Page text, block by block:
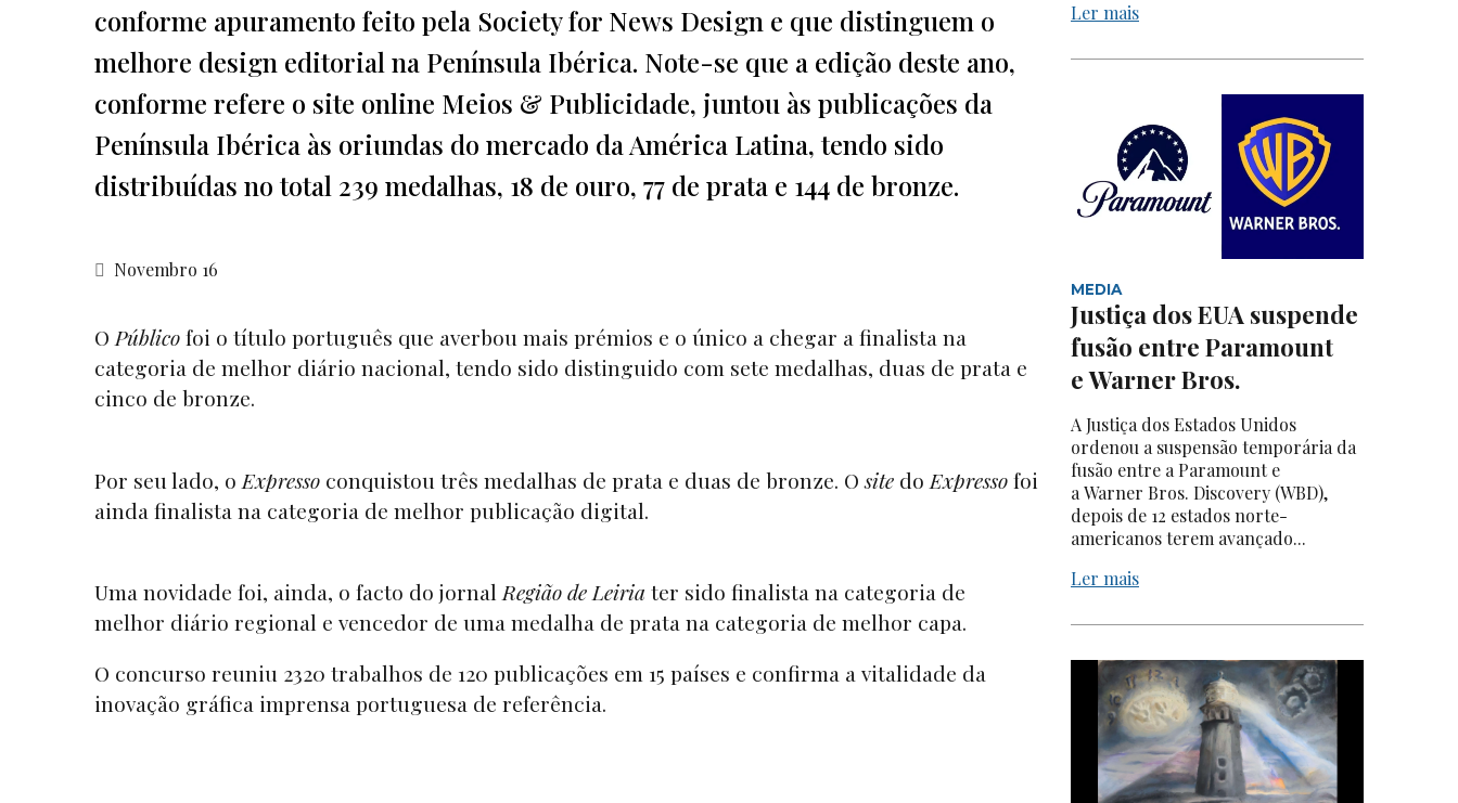
conforme apuramento feito pela Society for News Design e que distinguem o
melhore design editorial na Península Ibérica. Note-se que a edição deste ano,
conforme refere o site online Meios & Publicidade, juntou às publicações da
Península Ibérica às oriundas do mercado da América Latina, tendo sido
distribuídas no total 239 medalhas, 18 de ouro, 77 de prata e 144 de bronze.
Novembro 16
OPúblicofoi o título português que averbou mais prémios e o único a chegar a finalista na
categoria de melhor diário nacional, tendo sido distinguido com sete medalhas, duas de prata e
cinco de bronze.
Por seu lado, o Expresso conquistou três medalhas de prata e duas de bronze. Osite do Expressofoi
ainda finalista na categoria de melhor publicação digital.
Uma novidade foi, ainda, o facto do jornal Região de Leiria ter sido finalista na categoria de
melhor diário regional e vencedor de uma medalha de prata na categoria de melhor capa.
O concurso reuniu 2320 trabalhos de 120 publicações em 15 países e confirma a vitalidade da
inovação gráfica imprensa portuguesa de referência.
Ler mais
MEDIA
Justiça dos EUA suspende
fusão entre Paramount
e Warner Bros.
A Justiça dos Estados Unidos
ordenou a suspensão temporária da
fusão entre a Paramount e
a Warner Bros. Discovery (WBD),
depois de 12 estados norte-
americanos terem avançado...
Ler mais